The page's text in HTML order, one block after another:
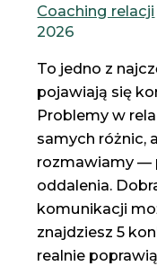
Coaching relacji
2026
To jedno z
pojawiają się
Problemy w
samych różnic,
rozmawiamy —
oddalenia.
komunikacji
znajdziesz 5
realnie